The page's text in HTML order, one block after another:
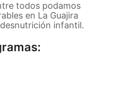
todos podamos
en La Guajira
infantil.